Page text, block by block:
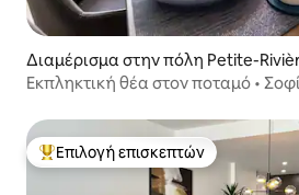
Διαμέρισμα στην πόλη Petite-
ois
Εκπληκτική θέα στον ποταμό •
Κορυφαία επιλογή επισκεπτών
Επιλογή επισκεπτών